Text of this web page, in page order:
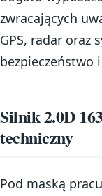
zwracających
GPS, radar oraz
bezpieczeństwo
Silnik 2.0D
techniczny
Pod maską